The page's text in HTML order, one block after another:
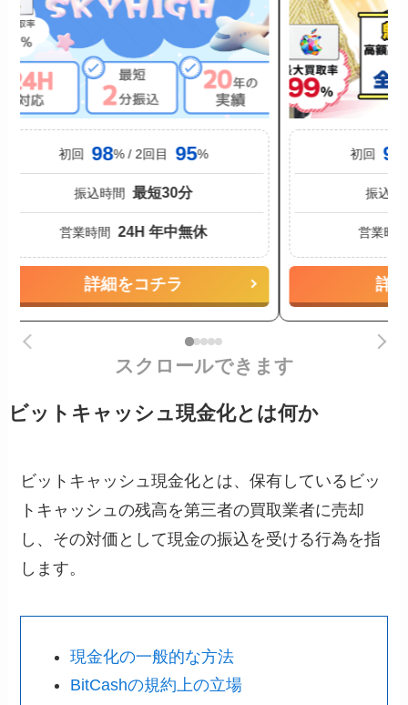
初回 98% / 2回目 95%
振込時間 最短30分
営業時間 24H 年中無休
詳細をコチラ
初回 91
振込時
営業時
詳
スクロールできます
ビットキャッシュ現金化とは何か
ビットキャッシュ現金化とは、保有しているビッ
トキャッシュの残高を第三者の買取業者に売却
し、その対価として現金の振込を受ける行為を指
します。
現金化の一般的な方法
BitCashの規約上の立場